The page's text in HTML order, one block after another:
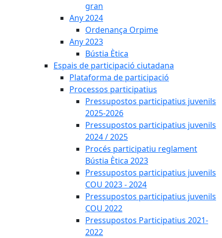
gran
Any 2024
Ordenança Orpime
Any 2023
Bústia Ètica
Espais de participació ciutadana
Plataforma de participació
Processos participatius
Pressupostos participatius juvenils
2025-2026
Pressupostos participatius juvenils
2024 / 2025
Procés participatiu reglament
Bústia Ètica 2023
Pressupostos participatius juvenils
COU 2023 - 2024
Pressupostos participatius juvenils
COU 2022
Pressupostos Participatius 2021-
2022